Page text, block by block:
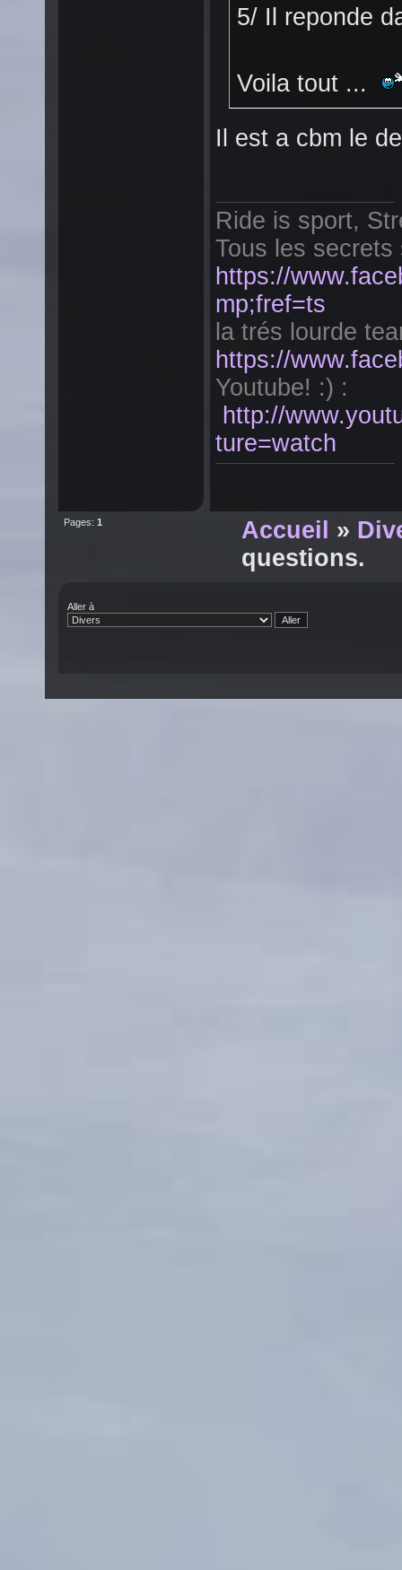
5/ Il reponde
Voila tout ...
Il est a cbm le
Ride is sport,
Tous les secrets
https://
mp;fref=ts
la trés lourde
https://
Youtube! :) :
http://
ture=watch
Pages: 1 Accueil »
questions.
Aller à